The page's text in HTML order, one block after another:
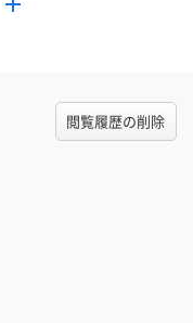
閲覧履歴の削除